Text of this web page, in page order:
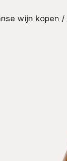
wijn kopen /